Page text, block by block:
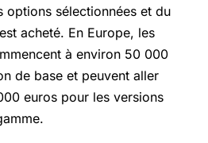
options sélectionnées et du
acheté. En Europe, les
à environ 50 000
de base et peuvent aller
euros pour les versions